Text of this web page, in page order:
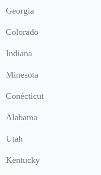
Georgia
Colorado
Indiana
Minesota
Conécticut
Alabama
Utah
Kentucky